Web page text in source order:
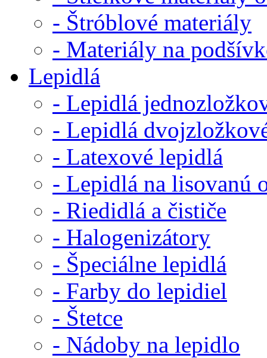
- Štróblové materiály
- Materiály na
Lepidlá
- Lepidlá
- Lepidlá
- Latexové lepidlá
- Lepidlá na lisovanú
- Riedidlá a čističe
- Halogenizátory
- Špeciálne lepidlá
- Farby do lepidiel
- Štetce
- Nádoby na lepidlo